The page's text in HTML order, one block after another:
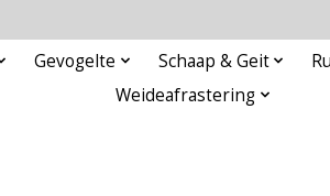
Gevogelte Schaap & Geit
Weideafrastering